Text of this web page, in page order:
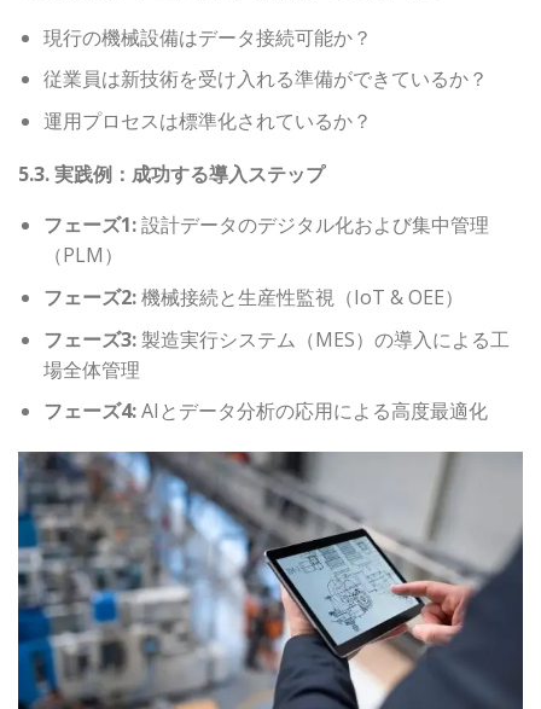
現行の機械設備はデータ接続可能か？
従業員は新技術を受け入れる準備ができているか？
運用プロセスは標準化されているか？
5.3. 実践例：成功する導入ステップ
フェーズ1:設計データのデジタル化および集中管理
（PLM）
フェーズ2:機械接続と生産性監視（IoT & OEE）
フェーズ3:製造実行システム（MES）の導入による工
場全体管理
フェーズ4:AIとデータ分析の応用による高度最適化